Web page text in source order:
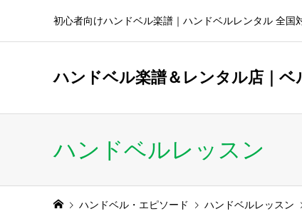
初心者向けハンドベル楽譜｜ハンドベルレンタル 全
ハンドベル楽譜＆レンタル店｜ベ
ハンドベルレッスン
ハンドベル・エピソード ハンドベルレッスン